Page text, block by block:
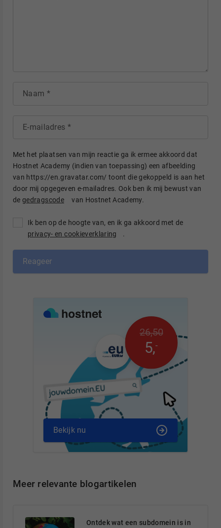
Naam
E-mailadres
Met het plaatsen van mijn reactie ga ik ermee akkoord dat
Hostnet Academy (indien van toepassing) een afbeelding
van https://en.gravatar.com/ toont die gekoppeld is aan het
door mij opgegeven e-mailadres. Ook ben ik mij bewust van
degedragscode van Hostnet Academy.
Ik ben op de hoogte van, en ik ga akkoord met de
privacy- en cookieverklaring
.
Reageer
26,50
5,-
Bekijk nu
Meer relevante blogartikelen
Ontdek wat een subdomein is in